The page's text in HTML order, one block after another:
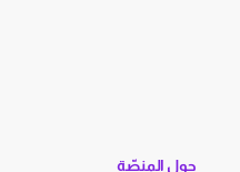
حول المنصّة